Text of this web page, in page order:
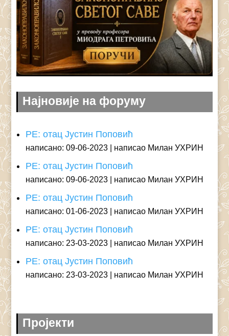
Најновије на форуму
РЕ: отац Јустин Поповић
написано: 09-06-2023 написао Милан УХРИН
РЕ: отац Јустин Поповић
написано: 09-06-2023 написао Милан УХРИН
РЕ: отац Јустин Поповић
написано: 01-06-2023 написао Милан УХРИН
РЕ: отац Јустин Поповић
написано: 23-03-2023 написао Милан УХРИН
РЕ: отац Јустин Поповић
написано: 23-03-2023 написао Милан УХРИН
Пројекти